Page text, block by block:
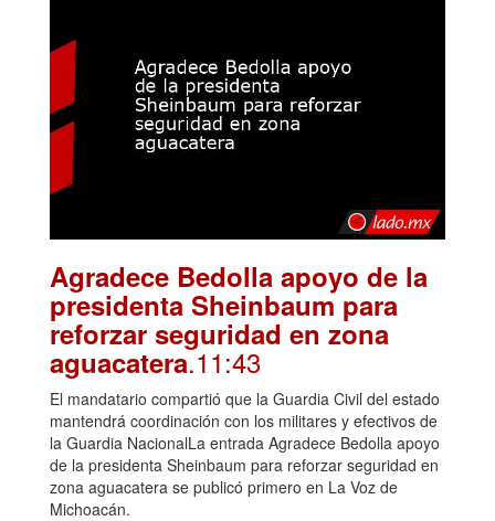
Agradece Bedolla apoyo de la
presidenta Sheinbaum para
reforzar seguridad en zona
aguacatera.11:43
El mandatario compartió que la Guardia Civil del estado
mantendrá coordinación con los militares y efectivos de
la Guardia NacionalLa entrada Agradece Bedolla apoyo
de la presidenta Sheinbaum para reforzar seguridad en
zona aguacatera se publicó primero en La Voz de
Michoacán.